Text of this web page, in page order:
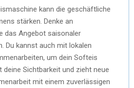
kann die geschäftliche
stärken. Denke an
das Angebot saisonaler
Du kannst auch mit lokalen
um dein Softeis
deine Sichtbarkeit und zieht neue
mit einem zuverlässigen